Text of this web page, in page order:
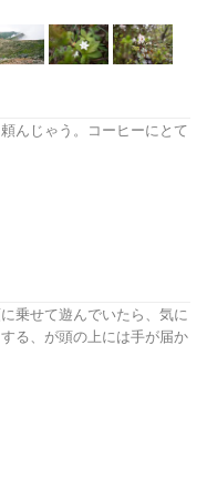
んじゃう。コーヒーにとて
乗せて遊んでいたら、気に
る、が頭の上には手が届か